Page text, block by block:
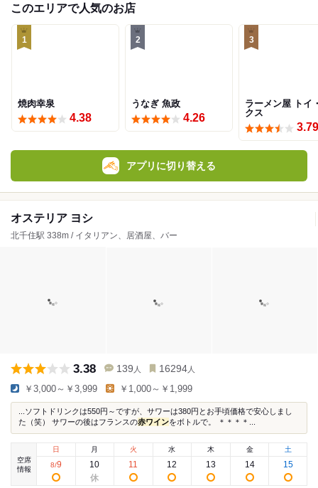
このエリアで人気のお店
1
焼肉幸泉
4.38
2
うなぎ 魚政
4.26
3
ラーメン屋 トイ
クス
3.79
アプリに切り替える
オステリア ヨシ
北千住駅 338m / イタリアン、居酒屋、バー
3.38 139 人 16294 人
￥3,000～￥3,999 ￥1,000～￥1,999
...ソフトドリンクは550円～ですが、サワーは380円とお手頃価格で安心しまし
た（笑） サワーの後はフランスの赤ワインをボトルで。 ＊＊＊＊...
空席
情報
日
8/9
月
10
火
11
水
12
木
13
金
14
土
15